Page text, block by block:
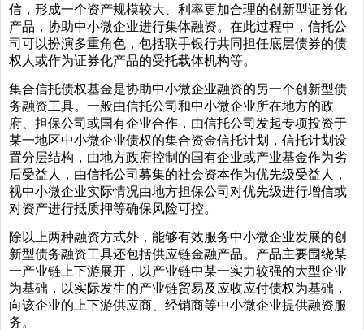
信，形成一个资产规模较大、利率更加合理的创新型证券化
产品，协助中小微企业进行集体融资。在此过程中，信托公
司可以扮演多重角色，包括联手银行共同担任底层债券的债
权人或作为证券化产品的受托载体机构等。
集合信托债权基金是协助中小微企业融资的另一个创新型债
务融资工具。一般由信托公司和中小微企业所在地方的政
府、担保公司或国有企业合作，由信托公司发起专项投资于
某一地区中小微企业债权的集合资金信托计划，信托计划设
置分层结构，由地方政府控制的国有企业或产业基金作为劣
后受益人，由信托公司募集的社会资本作为优先级受益人，
视中小微企业实际情况由地方担保公司对优先级进行增信或
对资产进行抵质押等确保风险可控。
除以上两种融资方式外，能够有效服务中小微企业发展的创
新型债务融资工具还包括供应链金融产品。产品主要围绕某
一产业链上下游展开，以产业链中某一实力较强的大型企业
为基础，以实际发生的产业链贸易及应收应付债权为基础，
向该企业的上下游供应商、经销商等中小微企业提供融资服
务。